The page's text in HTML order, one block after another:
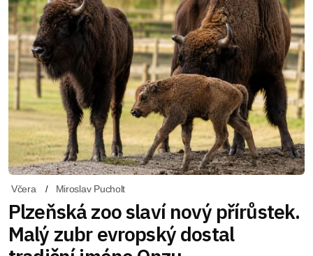
Včera Miroslav Pucholt
Plzeňská zoo slaví nový přírůstek.
Malý zubr evropský dostal